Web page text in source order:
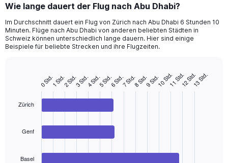
Wie lange dauert der Flug nach Abu Dhabi?
Im Durchschnitt dauert ein Flug von Zürich nach Abu Dhabi 6 Stunden 10
Minuten. Flüge nach Abu Dhabi von anderen beliebten Städten in
Schweiz können unterschiedlich lange dauern. Hier sind einige
Beispiele für beliebte Strecken und ihre Flugzeiten.
The
Zürich
Genf
Basel
0 Std.1 Std.2 Std.3 Std.4 Std.5 Std.6 Std.7 Std.8 Std.9 Std.10 Std.11 Std.12 Std.13 Std.